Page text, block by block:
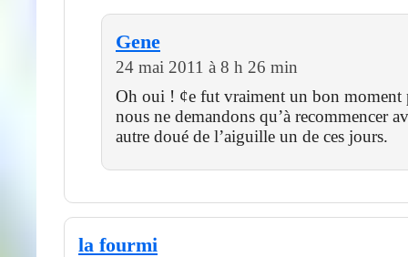
Gene
24 mai 2011 à 8 h 26 min
Oh oui ! ¢e fut vraiment un bon moment
nous ne demandons qu’à recommencer
autre doué de l’aiguille un de ces jours.
la fourmi